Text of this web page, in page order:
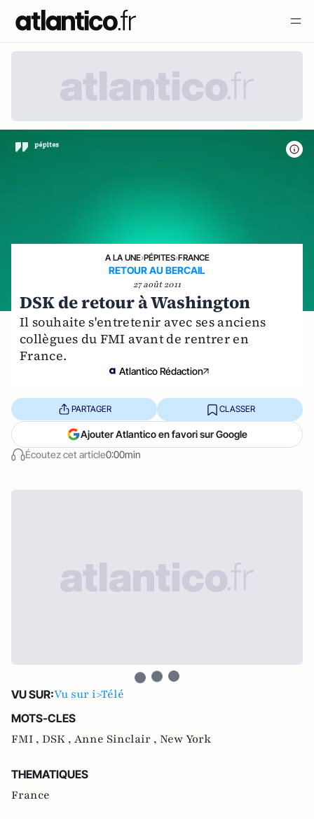
A LA UNE›PÉPITES›FRANCE
RETOUR AU BERCAIL
27 août 2011
DSK de retour à Washington
Il souhaite s'entretenir avec ses anciens
collègues du FMI avant de rentrer en
France.
Atlantico Rédaction
Écoutez cet article0:00min
PARTAGER CLASSER
Ajouter Atlantico en favori sur Google
VU SUR:Vu sur i>Télé
MOTS-CLES
FMI , DSK , Anne Sinclair , New York
THEMATIQUES
France